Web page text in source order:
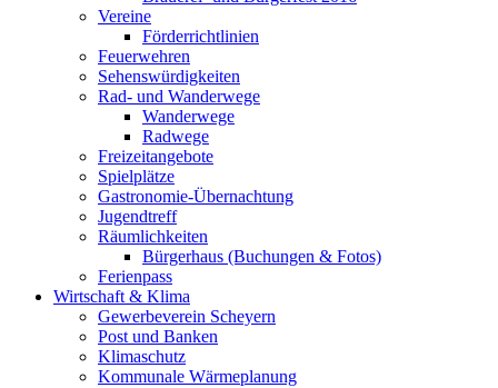
Vereine
Förderrichtlinien
Feuerwehren
Sehenswürdigkeiten
Rad- und Wanderwege
Wanderwege
Radwege
Freizeitangebote
Spielplätze
Gastronomie-Übernachtung
Jugendtreff
Räumlichkeiten
Bürgerhaus (Buchungen & Fotos)
Ferienpass
Wirtschaft & Klima
Gewerbeverein Scheyern
Post und Banken
Klimaschutz
Kommunale Wärmeplanung